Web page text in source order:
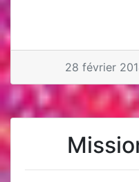
28 février